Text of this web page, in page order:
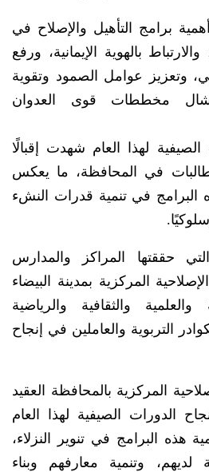
برامج التأهيل والإصلاح في
بالهوية الإيمانية، ورفع
وتعزيز عوامل الصمود وتقوية
مخططات قوى العدوان
لهذا العام شهدت إقبالًا
في المحافظة، ما يعكس
البرامج في تنمية قدرات النشء
حققتها المراكز والمدارس
المركزية بمدينة البيضاء
والثقافية والرياضية
التربوية والعاملين في إنجاح
المركزية بالمحافظة العقيد
الدورات الصيفية لهذا العام
هذه البرامج في تنوير النزلاء،
لديهم، وتنمية معارفهم وبناء